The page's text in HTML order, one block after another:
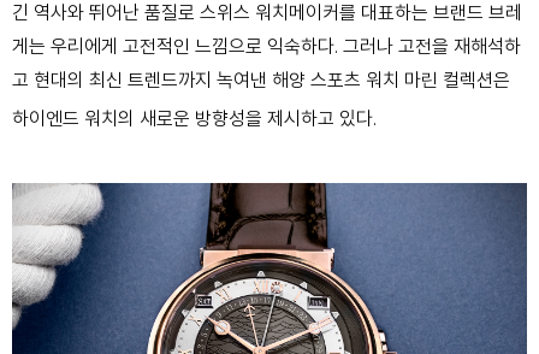
긴 역사와 뛰어난 품질로 스위스 워치메이커를 대표하는 브랜드 브레
게는 우리에게 고전적인 느낌으로 익숙하다. 그러나 고전을 재해석하
고 현대의 최신 트렌드까지 녹여낸 해양 스포츠 워치 마린 컬렉션은
하이엔드 워치의 새로운 방향성을 제시하고 있다.